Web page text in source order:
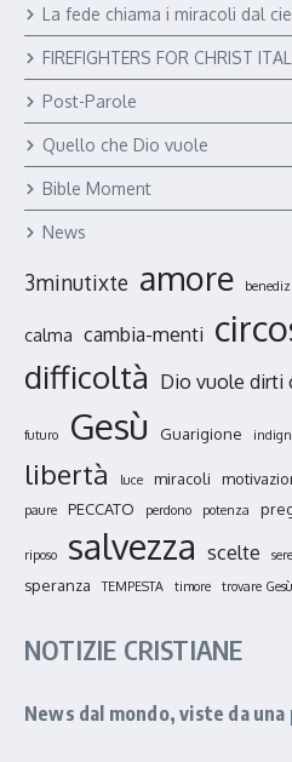
La fede chiama i miracoli dal
FIREFIGHTERS FOR CHRIST
Post-Parole
Quello che Dio vuole
Bible Moment
News
3minutixte amore
calma cambia-menti
difficoltà Dio vuole dirti
futuro Gesù Guarigione
libertà luce miracoli
paure
PECCATO perdono potenza
riposo salvezza scelte
speranza TEMPESTA timore trovare Gesù
NOTIZIE CRISTIANE
News dal mondo, viste da